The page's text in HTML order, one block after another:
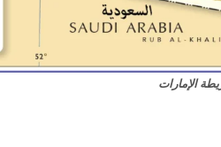
الإمارات